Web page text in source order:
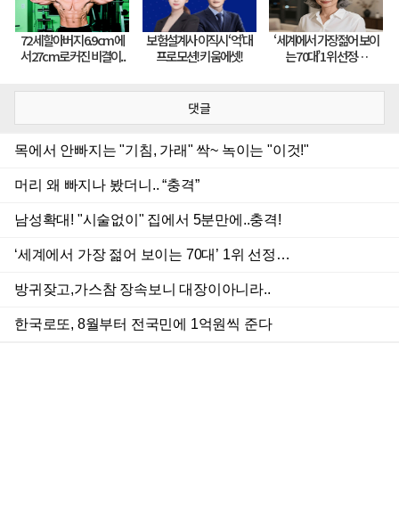
댓글